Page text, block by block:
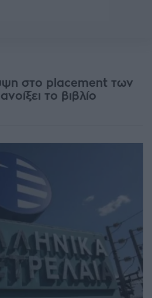
στο placement των
το βιβλίο